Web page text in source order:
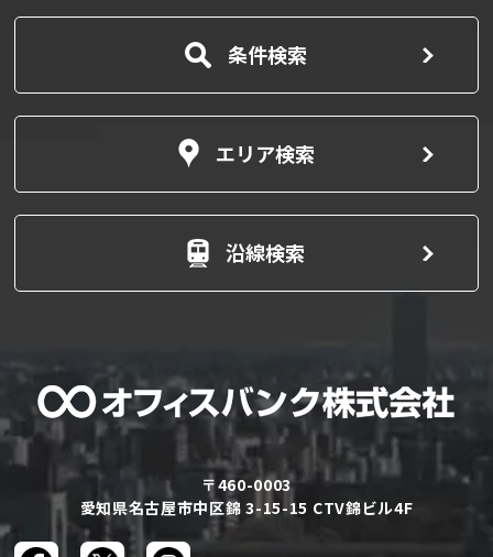
条件検索
エリア検索
沿線検索
〒460-0003
愛知県名古屋市中区錦 3-15-15 CTV錦ビル4F